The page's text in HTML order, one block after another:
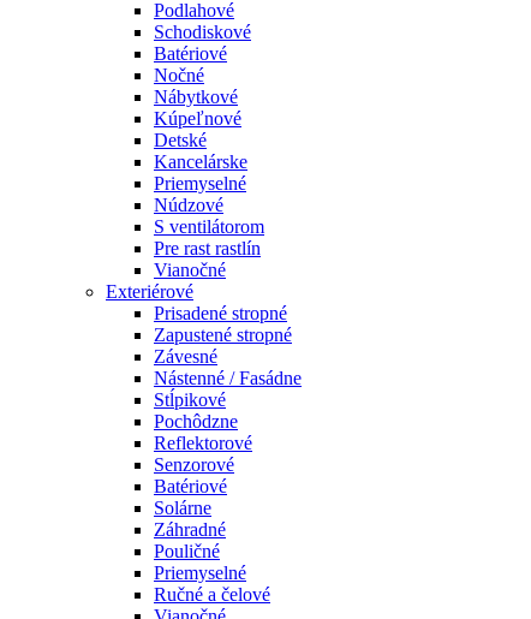
Podlahové
Schodiskové
Batériové
Nočné
Nábytkové
Kúpeľnové
Detské
Kancelárske
Priemyselné
Núdzové
S ventilátorom
Pre rast rastlín
Vianočné
Exteriérové
Prisadené stropné
Zapustené stropné
Závesné
Nástenné / Fasádne
Stĺpikové
Pochôdzne
Reflektorové
Senzorové
Batériové
Solárne
Záhradné
Pouličné
Priemyselné
Ručné a čelové